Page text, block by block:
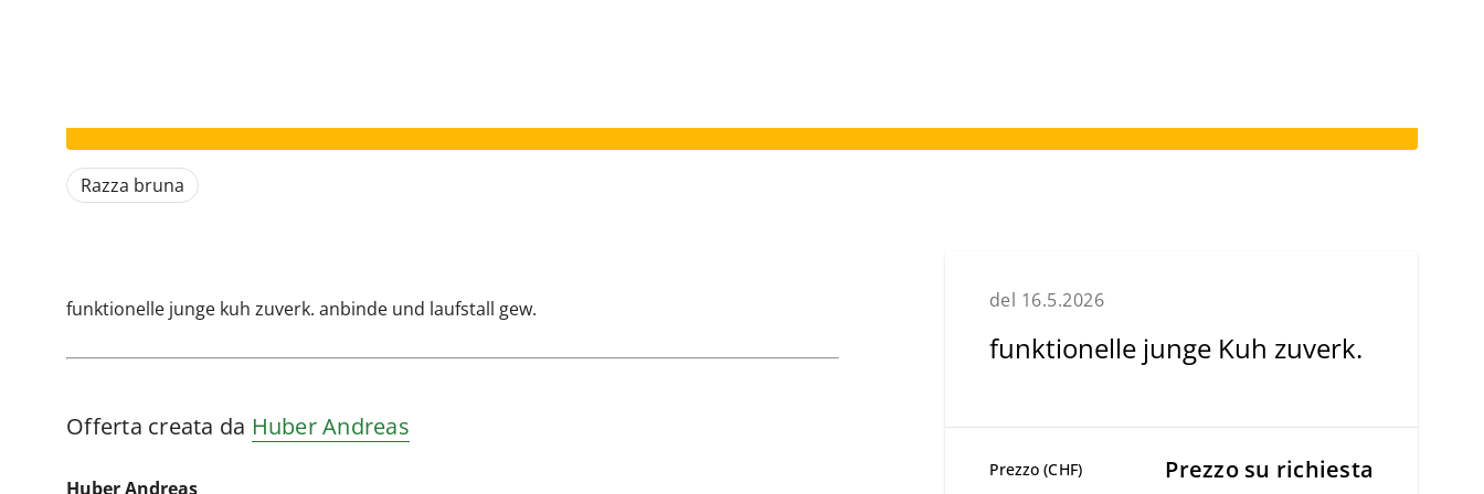
Razza bruna
del 16.5.2026
funktionelle junge Kuh zuverk.
Prezzo (CHF) Prezzo su richiesta
funktionelle junge kuh zuverk. anbinde und laufstall gew.
Offerta creata da Huber Andreas
Huber Andreas